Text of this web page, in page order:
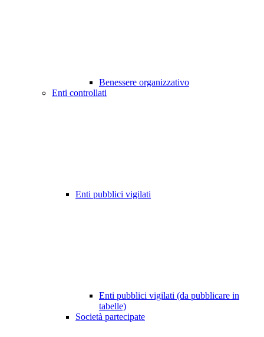
Benessere organizzativo
Enti controllati
Enti pubblici vigilati
Enti pubblici vigilati (da pubblicare in
tabelle)
Società partecipate